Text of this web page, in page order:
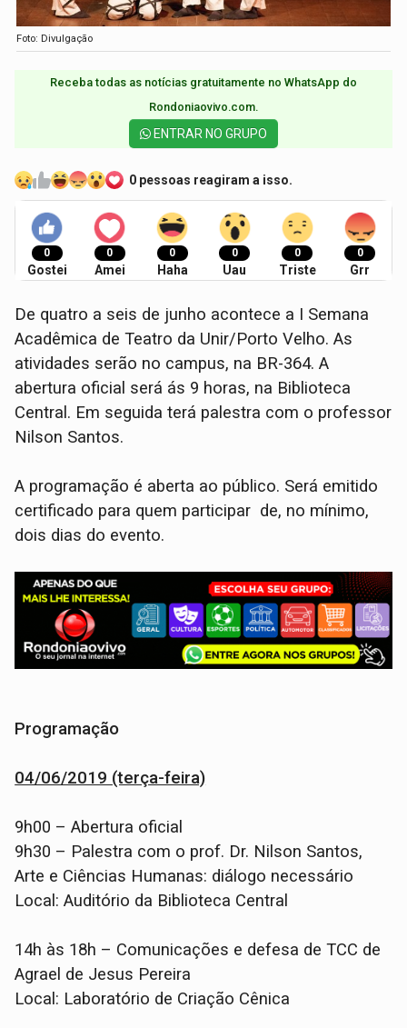
Foto: Divulgação
Receba todas as notícias gratuitamente no WhatsApp do
Rondoniaovivo.com.​
ENTRAR NO GRUPO
0 pessoas reagiram a isso.
0
Gostei
0
Amei
0
Haha
0
Uau
0
Triste
0
Grr
De quatro a seis de junho acontece a I Semana
Acadêmica de Teatro da Unir/Porto Velho. As
atividades serão no campus, na BR-364. A
abertura oficial será ás 9 horas, na Biblioteca
Central. Em seguida terá palestra com o professor
Nilson Santos.
A programação é aberta ao público. Será emitido
certificado para quem participar de, no mínimo,
dois dias do evento.
Programação
04/06/2019 (terça-feira)
9h00 – Abertura oficial
9h30 – Palestra com o prof. Dr. Nilson Santos,
Arte e Ciências Humanas: diálogo necessário
Local: Auditório da Biblioteca Central
14h às 18h – Comunicações e defesa de TCC de
Agrael de Jesus Pereira
Local: Laboratório de Criação Cênica